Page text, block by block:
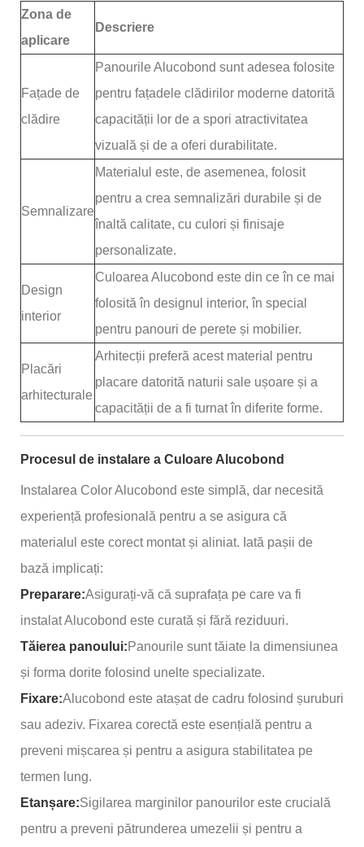
Zona de
aplicare
Descriere
Fațade de
clădire
Panourile Alucobond sunt adesea folosite
pentru fațadele clădirilor moderne datorită
capacității lor de a spori atractivitatea
vizuală și de a oferi durabilitate.
Semnalizare
Materialul este, de asemenea, folosit
pentru a crea semnalizări durabile și de
înaltă calitate, cu culori și finisaje
personalizate.
Design
interior
Culoarea Alucobond este din ce în ce mai
folosită în designul interior, în special
pentru panouri de perete și mobilier.
Placări
arhitecturale
Arhitecții preferă acest material pentru
placare datorită naturii sale ușoare și a
capacității de a fi turnat în diferite forme.
Procesul de instalare a Culoare Alucobond
Instalarea Color Alucobond este simplă, dar necesită
experiență profesională pentru a se asigura că
materialul este corect montat și aliniat. Iată pașii de
bază implicați:
Preparare:Asigurați-vă că suprafața pe care va fi
instalat Alucobond este curată și fără reziduuri.
Tăierea panoului:Panourile sunt tăiate la dimensiunea
și forma dorite folosind unelte specializate.
Fixare:Alucobond este atașat de cadru folosind șuruburi
sau adeziv. Fixarea corectă este esențială pentru a
preveni mișcarea și pentru a asigura stabilitatea pe
termen lung.
Etanșare:Sigilarea marginilor panourilor este crucială
pentru a preveni pătrunderea umezelii și pentru a